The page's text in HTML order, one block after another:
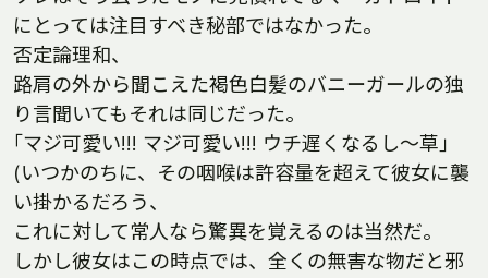
にとっては注目すべき秘部ではなかった｡
否定論理和、
路肩の外から聞こえた褐色白髪のバニーガールの独
り言聞いてもそれは同じだった｡
｢マジ可愛い!!! マジ可愛い!!! ウチ遅くなるし〜草｣
(いつかのちに、その咽喉は許容量を超えて彼女に襲
い掛かるだろう、
これに対して常人なら驚異を覚えるのは当然だ｡
しかし彼女はこの時点では、全くの無害な物だと邪